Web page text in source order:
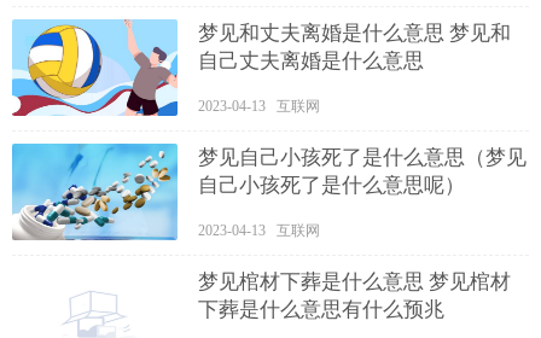
梦见和丈夫离婚是什么意思 梦见和
自己丈夫离婚是什么意思
2023-04-13 互联网
梦见自己小孩死了是什么意思（梦见
自己小孩死了是什么意思呢）
2023-04-13 互联网
梦见棺材下葬是什么意思 梦见棺材
下葬是什么意思有什么预兆